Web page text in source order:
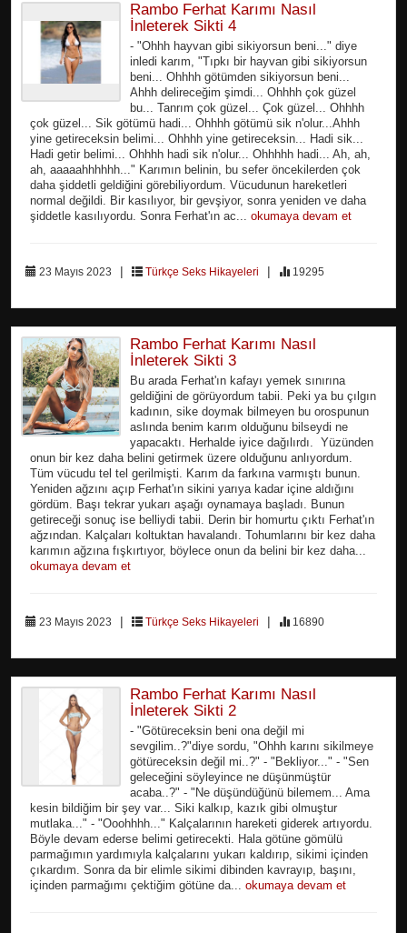
Rambo Ferhat Karımı Nasıl
İnleterek Sikti 4
- "Ohhh hayvan gibi sikiyorsun beni..." diye
inledi karım, "Tıpkı bir hayvan gibi sikiyorsun
beni... Ohhhh götümden sikiyorsun beni...
Ahhh delireceğim şimdi... Ohhhh çok güzel
bu... Tanrım çok güzel... Çok güzel... Ohhhh
çok güzel... Sik götümü hadi... Ohhhh götümü sik n'olur...Ahhh
yine getireceksin belimi... Ohhhh yine getireceksin... Hadi sik...
Hadi getir belimi... Ohhhh hadi sik n'olur... Ohhhhh hadi... Ah, ah,
ah, aaaaahhhhhh..." Karımın belinin, bu sefer öncekilerden çok
daha şiddetli geldiğini görebiliyordum. Vücudunun hareketleri
normal değildi. Bir kasılıyor, bir gevşiyor, sonra yeniden ve daha
şiddetle kasılıyordu. Sonra Ferhat'ın ac... okumaya devam et
23 Mayıs 2023 | Türkçe Seks Hikayeleri | 19295
Rambo Ferhat Karımı Nasıl
İnleterek Sikti 3
Bu arada Ferhat'ın kafayı yemek sınırına
geldiğini de görüyordum tabii. Peki ya bu çılgın
kadının, sike doymak bilmeyen bu orospunun
aslında benim karım olduğunu bilseydi ne
yapacaktı. Herhalde iyice dağılırdı. Yüzünden
onun bir kez daha belini getirmek üzere olduğunu anlıyordum.
Tüm vücudu tel tel gerilmişti. Karım da farkına varmıştı bunun.
Yeniden ağzını açıp Ferhat'ın sikini yarıya kadar içine aldığını
gördüm. Başı tekrar yukarı aşağı oynamaya başladı. Bunun
getireceği sonuç ise belliydi tabii. Derin bir homurtu çıktı Ferhat'ın
ağzından. Kalçaları koltuktan havalandı. Tohumlarını bir kez daha
karımın ağzına fışkırtıyor, böylece onun da belini bir kez daha...
okumaya devam et
23 Mayıs 2023 | Türkçe Seks Hikayeleri | 16890
Rambo Ferhat Karımı Nasıl
İnleterek Sikti 2
- "Götüreceksin beni ona değil mi
sevgilim..?"diye sordu, "Ohhh karını sikilmeye
götüreceksin değil mi..?" - "Bekliyor..." - "Sen
geleceğini söyleyince ne düşünmüştür
acaba..?" - "Ne düşündüğünü bilemem... Ama
kesin bildiğim bir şey var... Siki kalkıp, kazık gibi olmuştur
mutlaka..." - "Ooohhhh..." Kalçalarının hareketi giderek artıyordu.
Böyle devam ederse belimi getirecekti. Hala götüne gömülü
parmağımın yardımıyla kalçalarını yukarı kaldırıp, sikimi içinden
çıkardım. Sonra da bir elimle sikimi dibinden kavrayıp, başını,
içinden parmağımı çektiğim götüne da... okumaya devam et